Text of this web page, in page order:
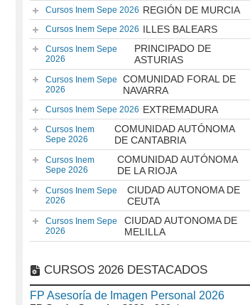
Cursos Inem Sepe 2026 REGIÓN DE MURCIA
Cursos Inem Sepe 2026 ILLES BALEARS
Cursos Inem Sepe
2026
PRINCIPADO DE
ASTURIAS
Cursos Inem Sepe
2026
COMUNIDAD FORAL DE
NAVARRA
Cursos Inem Sepe 2026 EXTREMADURA
Cursos Inem
Sepe 2026
COMUNIDAD AUTÓNOMA
DE CANTABRIA
Cursos Inem
Sepe 2026
COMUNIDAD AUTÓNOMA
DE LA RIOJA
Cursos Inem Sepe
2026
CIUDAD AUTONOMA DE
CEUTA
Cursos Inem Sepe
2026
CIUDAD AUTONOMA DE
MELILLA
CURSOS 2026 DESTACADOS
FP Asesoría de Imagen Personal 2026